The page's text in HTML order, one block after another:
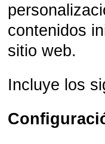
contenidos
sitio web.
Incluye los